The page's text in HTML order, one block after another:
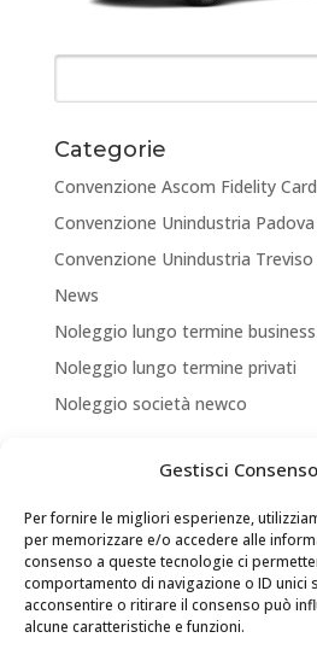
Gestisci
Per fornire le migliori esperienze,
per memorizzare e/o accedere alle
consenso a queste tecnologie ci
comportamento di navigazione o ID unici
acconsentire o ritirare il consenso può
alcune caratteristiche e funzioni.
Categorie
Convenzione Ascom Fidelity Card
Convenzione Unindustria
Convenzione Unindustria
News
Noleggio lungo termine business
Noleggio lungo termine privati
Noleggio società newco
Articoli recenti
ASSICURA LA TUA MOBILITA’
NEW LOCATION + NEW
Convenzione Soci di
VENEZIA ROVIGO